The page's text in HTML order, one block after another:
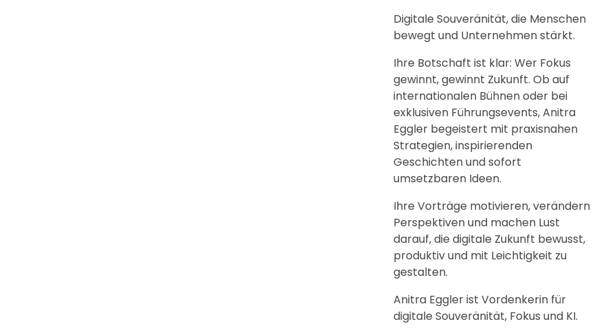
Digitale Souveränität, die Menschen
bewegt und Unternehmen stärkt.
Ihre Botschaft ist klar: Wer Fokus
gewinnt, gewinnt Zukunft. Ob auf
internationalen Bühnen oder bei
exklusiven Führungsevents, Anitra
Eggler begeistert mit praxisnahen
Strategien, inspirierenden
Geschichten und sofort
umsetzbaren Ideen.
Ihre Vorträge motivieren, verändern
Perspektiven und machen Lust
darauf, die digitale Zukunft bewusst,
produktiv und mit Leichtigkeit zu
gestalten.
Anitra Eggler ist Vordenkerin für
digitale Souveränität, Fokus und KI.